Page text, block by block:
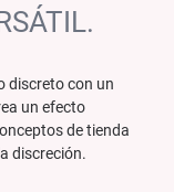
discreto con un
un efecto
de tienda
discreción.